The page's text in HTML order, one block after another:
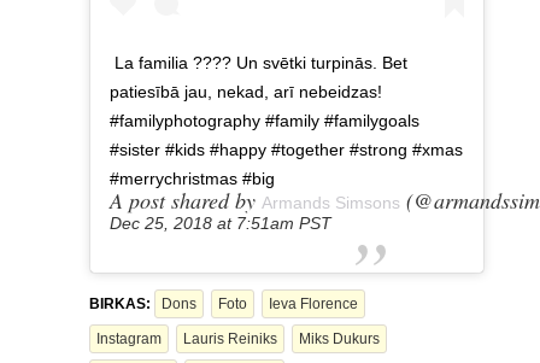
La familia ???? Un svētki turpinās. Bet
patiesībā jau, nekad, arī nebeidzas!
#familyphotography #family #familygoals
#sister #kids #happy #together #strong #xmas
#merrychristmas #big
A post shared by Armands Simsons
Dec 25, 2018 at 7:51am PST
BIRKAS: Dons Foto Ieva Florence
Instagram Lauris Reiniks Miks Dukurs